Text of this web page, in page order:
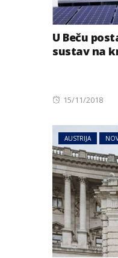
U Beču
sustav na
Posted
15/11/2018
AUSTRIJA